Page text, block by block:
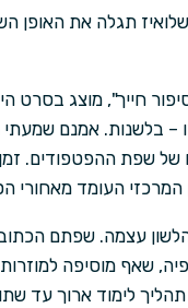
תגלה את האופן
חייך", מוצג בסרט
אמנם שמעתי
שפת ההפטפודים.
המרכזי העומד מאחורי
עצמה. שפתם
שאף מוסיפה
תהליך לימוד ארוך